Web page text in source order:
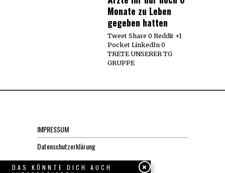
Monate zu Leben
gegeben hatten
Tweet Share 0 Reddit +1
Pocket LinkedIn 0
TRETE UNSERER TG
GRUPPE
IMPRESSUM
Datenschutzerklärung
DAS KÖNNTE DICH AUCH